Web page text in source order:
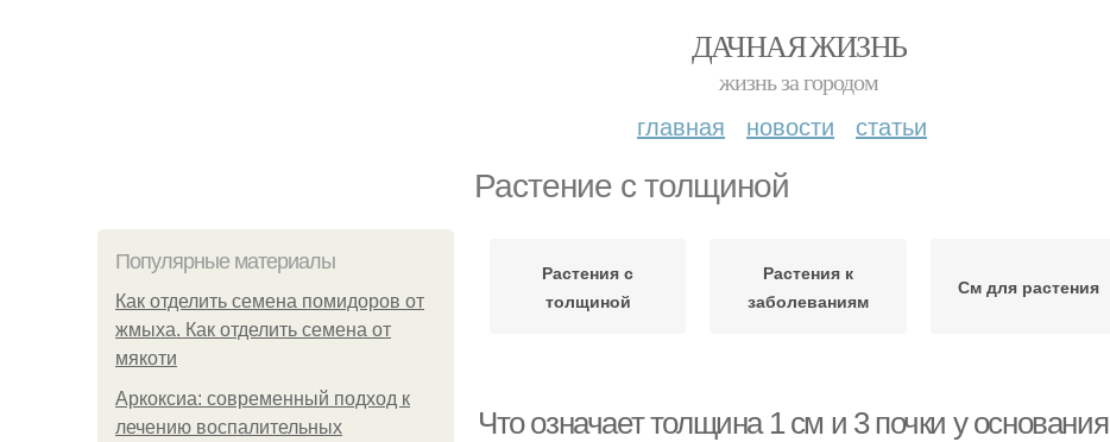
ДАЧНАЯ ЖИЗНЬ
жизнь за городом
главная новости статьи
Растение с толщиной
Популярные материалы
Как отделить семена помидоров от
жмыха. Как отделить семена от
мякоти
Аркоксиа: современный подход к
лечению воспалительных
Растения с
толщиной
Растения к
заболеваниям
См для растения
Что означает толщина 1 см и 3 почки у основания